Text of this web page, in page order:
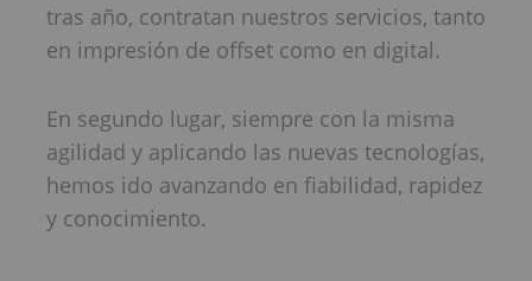
tras año, contratan nuestros servicios, tanto
en impresión de offset como en digital.
En segundo lugar, siempre con la misma
agilidad y aplicando las nuevas tecnologías,
hemos ido avanzando en fiabilidad, rapidez
y conocimiento.